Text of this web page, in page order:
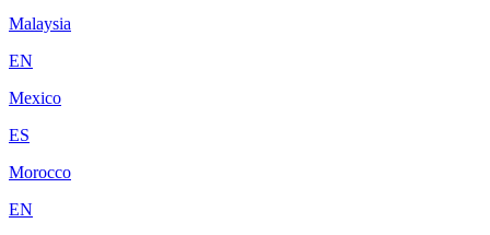
Malaysia
EN
Mexico
ES
Morocco
EN